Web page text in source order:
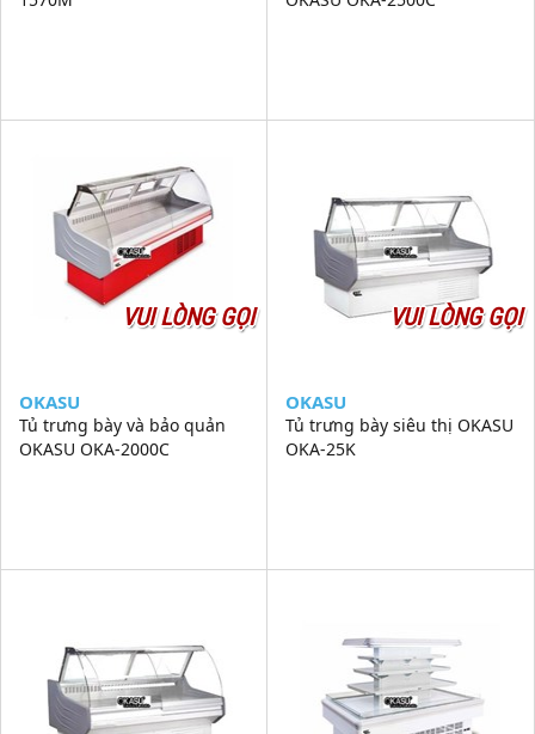
VUI LÒNG GỌI
OKASU
Tủ trưng bày và bảo quản
OKASU OKA-2000C
VUI LÒNG GỌI
OKASU
Tủ trưng bày siêu thị OKASU
OKA-25K